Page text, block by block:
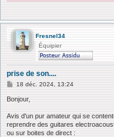
Fresnel34
Équipier
prise de son....
M
s
a
g
e
18 déc. 2024, 13:24
Bonjour,
Avis d'un pur amateur qui se
reprendre des guitares
ou sur boites de direct :